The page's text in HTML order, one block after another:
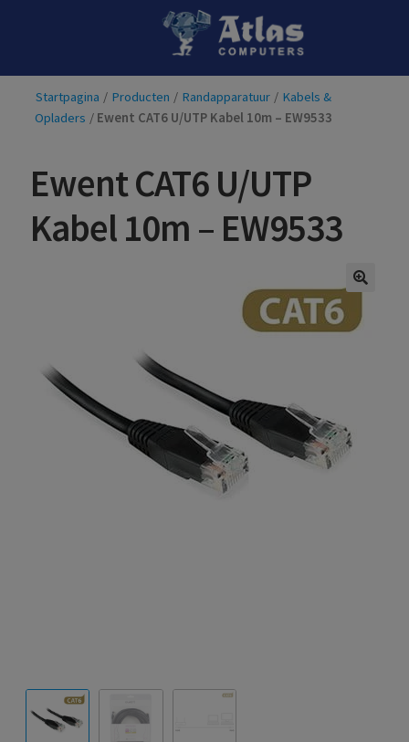
Ga
naar
navigatie
Ga
inhoud
Startpagina / Producten / Randapparatuur / Kabels &
Opladers / Ewent CAT6 U/UTP Kabel 10m – EW9533
Ewent CAT6 U/UTP
Kabel 10m – EW9533